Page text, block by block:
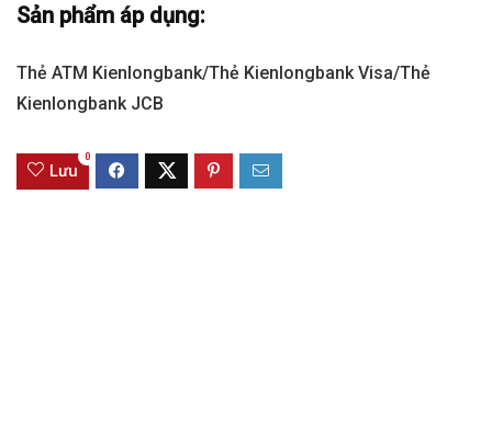
Sản phẩm áp dụng:
Thẻ ATM Kienlongbank/Thẻ Kienlongbank Visa/Thẻ
Kienlongbank JCB
Lưu
0